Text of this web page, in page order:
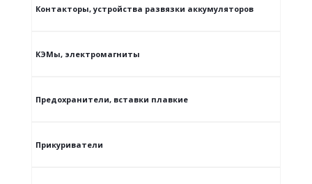
Контакторы, устройства развязки аккумуляторов
КЭМы, электромагниты
Предохранители, вставки плавкие
Прикуриватели